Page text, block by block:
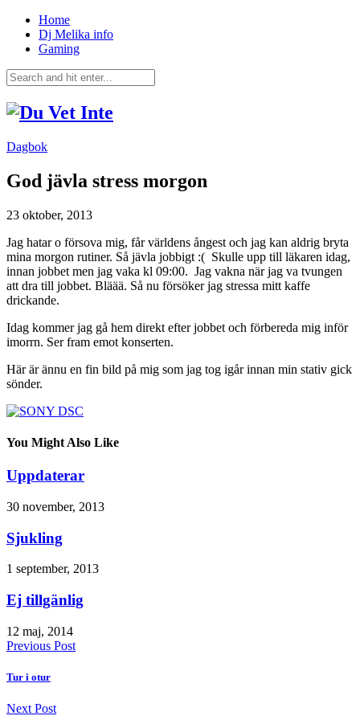
Home
Dj Melika info
Gaming
Dagbok
God jävla stress morgon
23 oktober, 2013
Jag hatar o försova mig, får världens ångest och jag kan aldrig bryta
mina morgon rutiner. Så jävla jobbigt :( Skulle upp till läkaren idag,
innan jobbet men jag vaka kl 09:00. Jag vakna när jag va tvungen
att dra till jobbet. Bläää. Så nu försöker jag stressa mitt kaffe
drickande.
Idag kommer jag gå hem direkt efter jobbet och förbereda mig inför
imorrn. Ser fram emot konserten.
Här är ännu en fin bild på mig som jag tog igår innan min stativ gick
sönder.
You Might Also Like
Uppdaterar
30 november, 2013
Sjukling
1 september, 2013
Ej tillgänlig
12 maj, 2014
Previous Post
Tur i otur
Next Post